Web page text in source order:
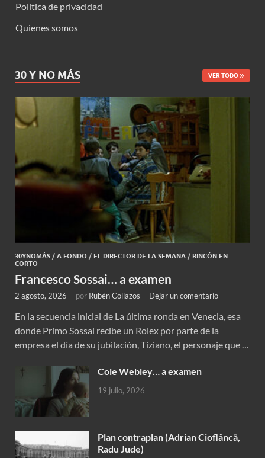
Política de privacidad
Quienes somos
30 Y NO MÁS VER TODO
30YNOMÁS / A FONDO / EL DIRECTOR DE LA SEMANA / RINCÓN EN
CORTO
Francesco Sossai… a examen
2 agosto, 2026 - por Rubén Collazos - Dejar un comentario
En la secuencia inicial de La última ronda en Venecia, esa
donde Primo Sossai recibe un Rolex por parte de la
empresa el día de su jubilación, Tiziano, el personaje que …
Cole Webley… a examen
19 julio, 2026
Plan contraplan (Adrian Cioflâncã,
Radu Jude)